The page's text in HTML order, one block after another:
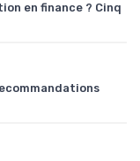
en finance ? Cinq